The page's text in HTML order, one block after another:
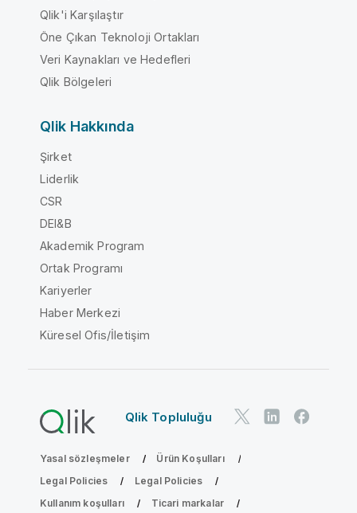
Qlik'i Karşılaştır
Öne Çıkan Teknoloji Ortakları
Veri Kaynakları ve Hedefleri
Qlik Bölgeleri
Qlik Hakkında
Şirket
Liderlik
CSR
DEI&B
Akademik Program
Ortak Programı
Kariyerler
Haber Merkezi
Küresel Ofis/İletişim
Qlik Topluluğu
Yasal sözleşmeler
Ürün Koşulları
Legal Policies
Legal Policies
Kullanım koşulları
Ticari markalar